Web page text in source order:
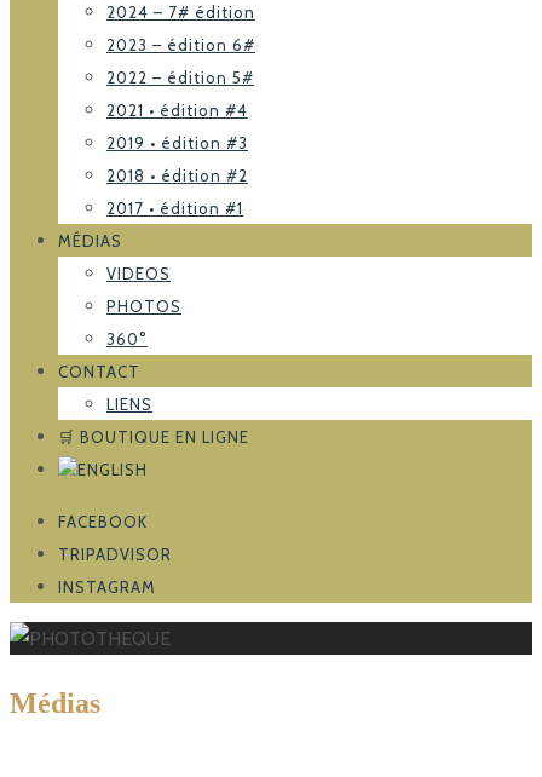
2024 – 7# édition
2023 – édition 6#
2022 – édition 5#
2021 • édition #4
2019 • édition #3
2018 • édition #2
2017 • édition #1
MÉDIAS
VIDEOS
PHOTOS
360°
CONTACT
LIENS
🛒 BOUTIQUE EN LIGNE
FACEBOOK
TRIPADVISOR
INSTAGRAM
Médias